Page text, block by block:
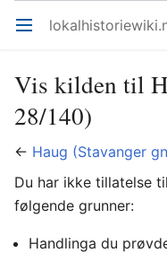
Åpne hovedmenyen
Vis kilden til
28/140)
← Haug (Stavanger
Du har ikke tillatelse
følgende grunner:
Handlinga du